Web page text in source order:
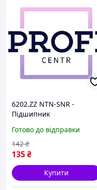
6202.ZZ NTN-SNR -
Підшипник
Готово до відправки
135₴
142 ₴
Купити